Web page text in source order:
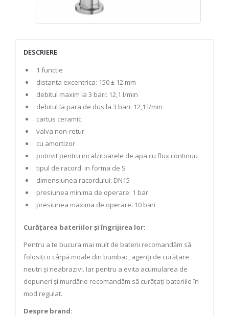
DESCRIERE
1 functie
distanta excentrica: 150 ± 12 mm
debitul maxim la 3 bari: 12,1 l/min
debitul la para de dus la 3 bari: 12,1 l/min
cartus ceramic
valva non-retur
cu amortizor
potrivit pentru incalzitoarele de apa cu flux continuu
tipul de racord: in forma de S
dimensiunea racordului: DN15
presiunea minima de operare: 1 bar
presiunea maxima de operare: 10 bari
Curățarea bateriilor și îngrijirea lor:
Pentru a te bucura mai mult de baterii recomandăm să
folosiți o cârpă moale din bumbac, agenți de curățare
neutri și neabrazivi. Iar pentru a evita acumularea de
depuneri și murdărie recomandăm să curățați bateriile în
mod regulat.
Despre brand: